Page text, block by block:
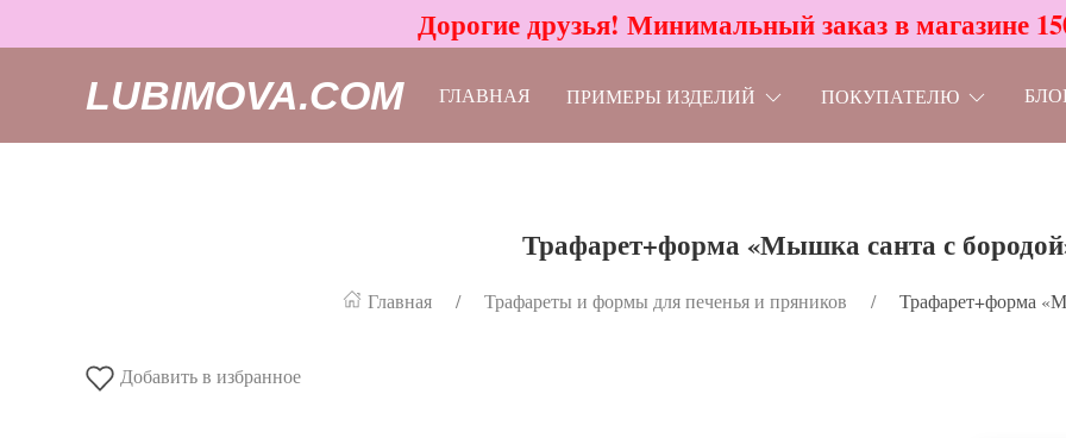
Дорогие друзья! Минимальный заказ в магазине
LUBIMOVA.COM ГЛАВНАЯ ПРИМЕРЫ ИЗДЕЛИЙ ПОКУПАТЕЛЮ
Трафарет+форма «Мышка санта с
Главная Трафареты и формы для печенья и пряников Трафарет+форма
Добавить в избранное